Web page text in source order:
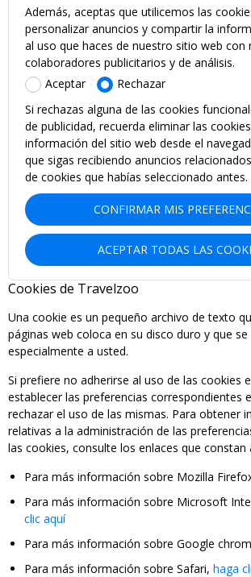
Además, aceptas que utilicemos las
personalizar anuncios y compartir la
al uso que haces de nuestro sitio web con
colaboradores publicitarios y de análisis.
Aceptar
Rechazar
Si rechazas alguna de las cookies
de publicidad, recuerda eliminar las
información del sitio web desde el
que sigas recibiendo anuncios
de cookies que habías seleccionado antes.
CONFIRMAR MIS
ACEPTAR TODAS LAS
Cookies de Travelzoo
Una cookie es un pequeño archivo de texto
páginas web coloca en su disco duro y que se
especialmente a usted.
Si prefiere no adherirse al uso de las cookies
establecer las preferencias correspondientes
rechazar el uso de las mismas. Para obtener
relativas a la administración de las
las cookies, consulte los enlaces que constan
Para más información sobre Mozilla
Para más información sobre Microsoft
clic aquí
Para más información sobre Google
Para más información sobre Safari, haga